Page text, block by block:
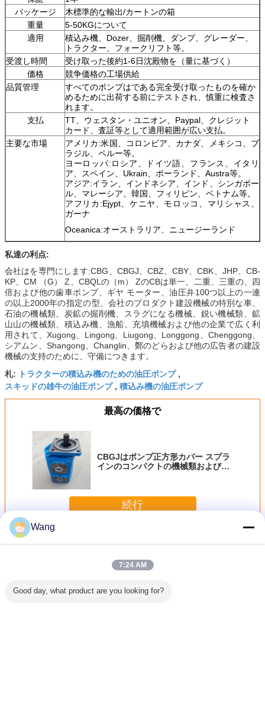
パッケージ
木標準的な輸出/カートンの箱
重量
5-50KGについて
適用
積込み機、Dozer、掘削機、ダンプ、グレーダー、
トラクター、フォークリフト等。
受渡し時間
受け取った後約1-6日沈殿物を（量に基づく）
価格
競争価格の工場供給
品質管理
すべてのポンプはである完全受け取ったものを確か
めるために出荷する前にテストされ、慎重に検査さ
れます。
支払
TT、ウェスタン・ユニオン、Paypal、クレジット
カード、査証等として適用範囲が広い支払。
主要な市場
アメリカ:米国、コロンビア、カナダ、メキシコ、ブ
ラジル、ペルー等。
ヨーロッパ:ロシア、ドイツ語、フランス、イタリ
ア、スペイン、Ukrain、ポーランド、Austra等。
アジア:イラン、インドネシア、インド、シンガポー
ル、マレーシア、韓国、フィリピン、ベトナム等。
アフリカ:Ejypt、ケニヤ、モロッコ、マリシャス、
ガーナ
Oceanica:オーストラリア、ニュージーランド
私達の利点:
会社はを専門にします:CBG、CBGJ、CBZ、CBY、CBK、JHP、CB-
KP、CM （G） Z、CBQLの（m） ZのCBは単一、二重、三重の、四
倍および他の歯車ポンプ、ギヤ モーター、油圧弁100つ以上の一連
の以上2000年の指定の型、会社のプロダクト建設機械の特別な車、
石油の機械類、炭鉱の掘削機、スラグになる機械、鋭い機械類、鉱
山山の機械類、積込み機、漁船、充填機械および他の企業で広く利
用されて、Xugong、Lingong、Liugong、Longgong、Chenggong、
シアムン、Shangong、Changlin、鄭のどらおよび他の広告者の建設
機械の支持のために、守備につきます。
札:
トラクターの積込み機のための油圧ポンプ,
スキッドの雄牛の油圧ポンプ, 積込み機の油圧ポンプ
最高の価格で
CBGJはポンプ正方形カバー スプラ
インのコンパクトの機械類および車
続行
多く積込み機の歯車ポンプ
Wang
7:24 AM
Good day, what product are you looking for?